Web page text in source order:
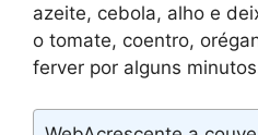
azeite, cebola, alho e
o tomate, coentro,
ferver por alguns